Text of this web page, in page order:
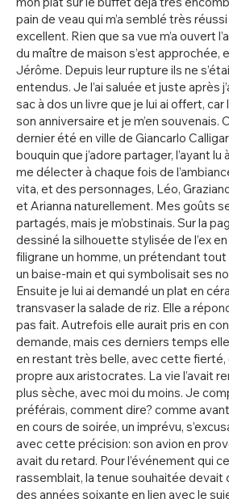
pain de veau qui m’a semblé très
excellent. Rien que sa vue m’a ouvert
du maître de maison s’est approchée,
Jérôme. Depuis leur rupture ils ne
entendus. Je l’ai saluée et juste après
sac à dos un livre que je lui ai offert,
son anniversaire et je m’en souvenais.
dernier été en ville de Giancarlo
bouquin que j’adore partager, l’ayant
me délecter à chaque fois de
vita, et des personnages, Léo,
et Arianna naturellement. Mes goûts
partagés, mais je m’obstinais. Sur la
dessiné la silhouette stylisée de l’ex
filigrane un homme, un prétendant
un baise-main et qui symbolisait ses
Ensuite je lui ai demandé un plat en
transvaser la salade de riz. Elle a
pas fait. Autrefois elle aurait pris en
demande, mais ces derniers temps
en restant très belle, avec cette
propre aux aristocrates. La vie l’avait
plus sèche, avec moi du moins. Je
préférais, comment dire? comme
en cours de soirée, un imprévu,
avec cette précision: son avion en
avait du retard. Pour l’événement qui
rassemblait, la tenue souhaitée devait
des années soixante en lien avec le